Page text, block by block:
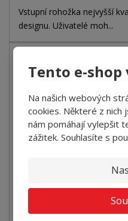
Tento e-
Na našich webových
cookies. Některé z nich
nám pomáhají vylepšit
zážitek. Souhlasíte s
Vstupní rohožka nejvyšší
designu. Uživatelé moh...
od1 139 Kč za ks
Vstupní rohožka nejvyšší
designu. Uživatelé moh...